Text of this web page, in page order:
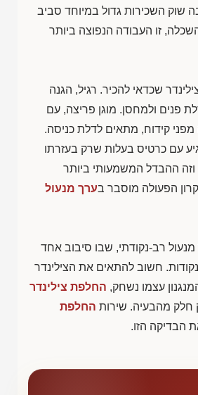
שוק השכירות גדול במיוחד סביב
זו העבודה הנפוצה ביותר
שכדאי להכיר. רגיל, הגנה
פנים ולמחסן. מוגן פריצה, עם
מפני קידוח, מתאים לדלת כניסה.
עם כרטיס בעלות שרק בעזרתו
ההבדל המשמעותי ביותר
הפעולה מוסבר בערך מנעול
רב-נקודתי, שבו סיבוב אחד
חשוב להתאים את הצילינדר
עצמו נשחק, החלפת צילינדר
חלק מהבעיה. שירות החלפת
הבדיקה הזו.